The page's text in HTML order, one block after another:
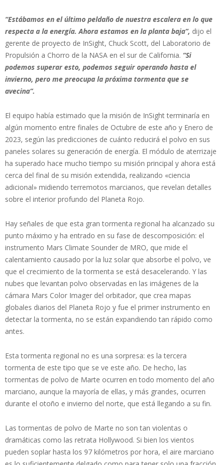
“Estábamos en el último peldaño de nuestra escalera en lo que
respecta a la energía. Ahora estamos en la planta baja”, dijo el
gerente de proyecto de InSight, Chuck Scott, del Laboratorio de
Propulsión a Chorro de la NASA en el sur de California. “Si
podemos superar esto, podemos seguir operando hasta el
invierno, pero me preocupa la próxima tormenta que se
avecina”.
El equipo había estimado que la misión de InSight terminaría en
algún momento entre finales de Octubre de este año y Enero de
2023, según las predicciones de cuánto reducirá el polvo en sus
paneles solares su generación de energía. El módulo de aterrizaje
ha superado hace mucho tiempo su misión principal y ahora está
cerca del final de su misión extendida, realizando «ciencia
adicional» midiendo terremotos marcianos, que revelan detalles
sobre el interior profundo del Planeta Rojo.
Hay señales de que esta gran tormenta regional ha alcanzado su
punto máximo y ha entrado en su fase de descomposición: el
instrumento Mars Climate Sounder de MRO, que mide el
calentamiento causado por la luz solar que absorbe el polvo, ve
que el crecimiento de la tormenta se está desacelerando. Y las
nubes que levantan polvo observadas en las imágenes de la
cámara Mars Color Imager del orbitador, que crea mapas
globales diarios del Planeta Rojo y fue el primer instrumento en
detectar la tormenta, no se están expandiendo tan rápido como
antes.
Esta tormenta regional no es una sorpresa: es la tercera
tormenta de este tipo que se ve este año. De hecho, las
tormentas de polvo de Marte ocurren en todo momento del año
marciano, aunque la mayoría de ellas, y más grandes, ocurren
durante el otoño e invierno del norte, que está llegando a su fin.
Las tormentas de polvo de Marte no son tan violentas o
dramáticas como las retrata Hollywood. Si bien los vientos
pueden soplar hasta los 97 kilómetros por hora, el aire marciano